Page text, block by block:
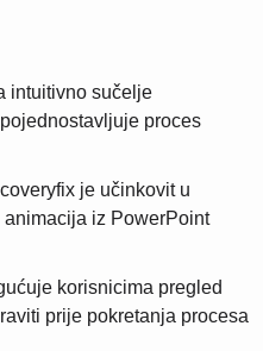
intuitivno sučelje
proces
je učinkovit u
iz PowerPoint
korisnicima pregled
prije pokretanja procesa